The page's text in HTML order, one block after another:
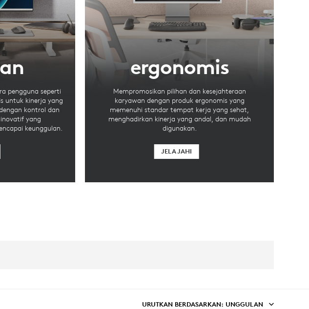
pengguna seperti
untuk kinerja yang
kontrol dan
yang
keunggulan.
ergonomis
Mempromosikan pilihan dan kesejahteraan
karyawan dengan produk ergonomis yang
memenuhi standar tempat kerja yang sehat,
menghadirkan kinerja yang andal, dan mudah
digunakan.
JELAJAHI
URUTKAN BERDASARKAN : UNGGULAN